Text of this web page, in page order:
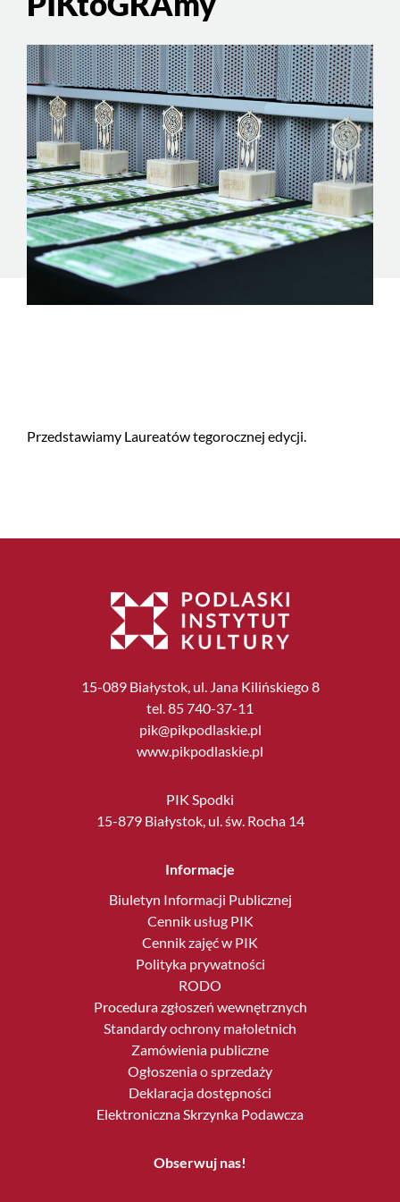
Przedstawiamy Laureatów tegorocznej edycji.
15-089 Białystok, ul. Jana Kilińskiego 8
tel. 85 740-37-11
pik@pikpodlaskie.pl
www.pikpodlaskie.pl
PIK Spodki
15-879 Białystok, ul. św. Rocha 14
Informacje
Biuletyn Informacji Publicznej
Cennik usług PIK
Cennik zajęć w PIK
Polityka prywatności
RODO
Procedura zgłoszeń wewnętrznych
Standardy ochrony małoletnich
Zamówienia publiczne
Ogłoszenia o sprzedaży
Deklaracja dostępności
Elektroniczna Skrzynka Podawcza
Obserwuj nas!